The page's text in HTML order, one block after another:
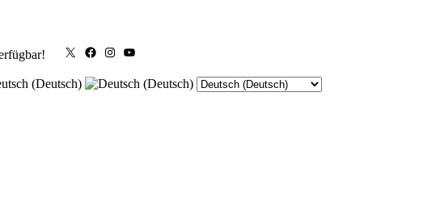
X FacebookInstagram